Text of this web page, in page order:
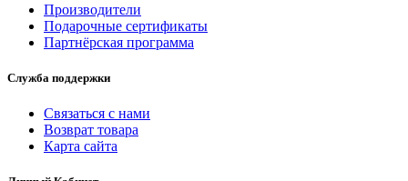
Производители
Подарочные сертификаты
Партнёрская программа
Служба поддержки
Связаться с нами
Возврат товара
Карта сайта